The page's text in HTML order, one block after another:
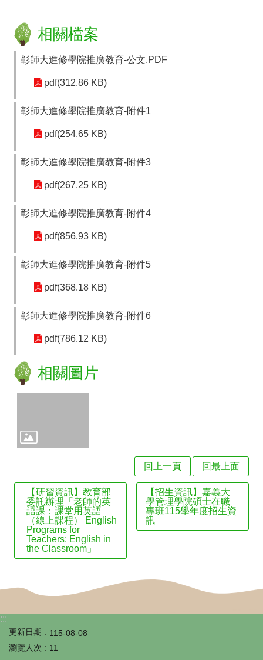
請
假
統
統
資
宣
私
權
宣
告
相關檔案
彰師大進修學院推廣教育-公文.PDF
pdf(312.86 KB)
彰師大進修學院推廣教育-附件1
pdf(254.65 KB)
彰師大進修學院推廣教育-附件3
pdf(267.25 KB)
彰師大進修學院推廣教育-附件4
pdf(856.93 KB)
彰師大進修學院推廣教育-附件5
pdf(368.18 KB)
彰師大進修學院推廣教育-附件6
pdf(786.12 KB)
相關圖片
回上一頁 回最上面
【研習資訊】教育部
委託辦理「老師的英
語課：課堂用英語
（線上課程） English
Programs for
Teachers: English in
the Classroom」
【招生資訊】嘉義大
學管理學院碩士在職
專班115學年度招生資
訊
:::
更新日期
115-08-08
瀏覽人次
11